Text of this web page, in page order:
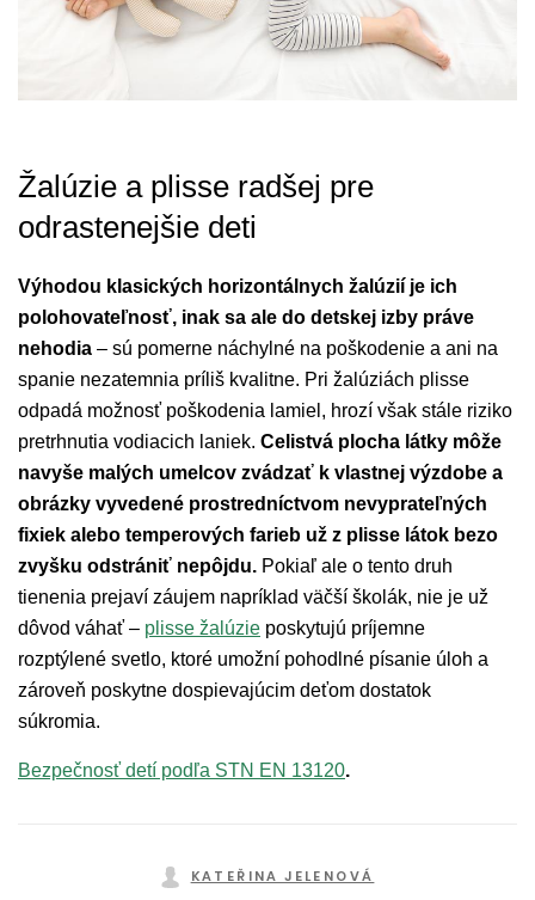
Žalúzie a plisse radšej pre
odrastenejšie deti
Výhodou klasických horizontálnych žalúzií je ich
polohovateľnosť, inak sa ale do detskej izby práve
nehodia – sú pomerne náchylné na poškodenie a ani na
spanie nezatemnia príliš kvalitne. Pri žalúziách plisse
odpadá možnosť poškodenia lamiel, hrozí však stále riziko
pretrhnutia vodiacich laniek. Celistvá plocha látky môže
navyše malých umelcov zvádzať k vlastnej výzdobe a
obrázky vyvedené prostredníctvom nevyprateľných
fixiek alebo temperových farieb už z plisse látok bezo
zvyšku odstrániť nepôjdu. Pokiaľ ale o tento druh
tienenia prejaví záujem napríklad väčší školák, nie je už
dôvod váhať – plisse žalúzie poskytujú príjemne
rozptýlené svetlo, ktoré umožní pohodlné písanie úloh a
zároveň poskytne dospievajúcim deťom dostatok
súkromia.
Bezpečnosť detí podľa STN EN 13120.
KATEŘINA JELENOVÁ